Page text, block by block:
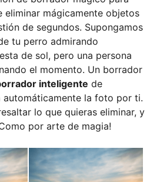
mágicamente objetos
de segundos. Supongamos
tu perro admirando
de sol, pero una persona
el momento. Un borrador
inteligente de
la foto por ti.
lo que quieras eliminar, y
por arte de magia!